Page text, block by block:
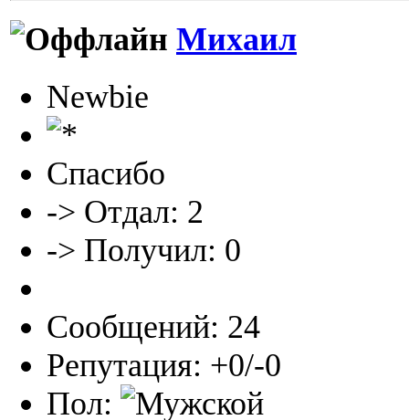
Михаил
Newbie
Спасибо
-> Отдал: 2
-> Получил: 0
Сообщений: 24
Репутация: +0/-0
Пол: